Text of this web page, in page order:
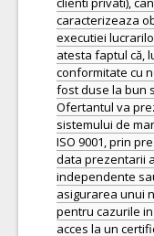
caracterizeaza
executiei
atesta faptul că,
conformitate cu
fost duse la bun
Ofertantul va
sistemului de
ISO 9001, prin
data prezentarii
independente
asigurarea unui
pentru cazurile
acces la un